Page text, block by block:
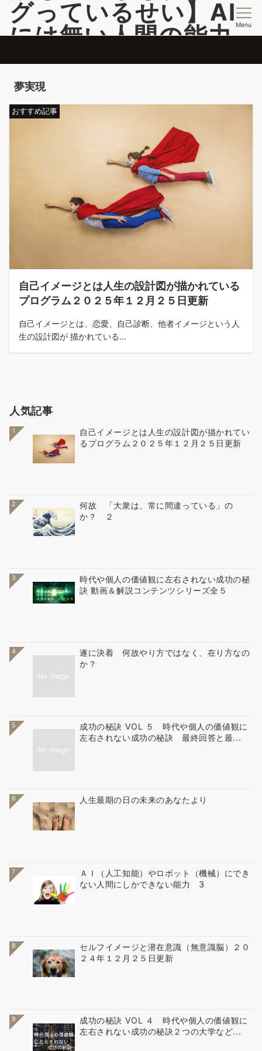
グっているせい】AI
には無い人間の能力
開発情報を提供
Menu
夢実現
おすすめ記事
自己イメージとは人生の設計図が描かれている
プログラム２０２５年１２月２５日更新
自己イメージとは、恋愛、自己診断、他者イメージという人
生の設計図が 描かれている...
人気記事
1
自己イメージとは人生の設計図が描かれてい
るプログラム２０２５年１２月２５日更新
2
何故 「大衆は、常に間違っている」の
か？ ２
3
時代や個人の価値観に左右されない成功の秘
訣 動画＆解説コンテンツシリーズ全５
4
遂に決着 何故やり方ではなく、在り方なの
か？
5
成功の秘訣 VOL ５ 時代や個人の価値観に
左右されない成功の秘訣 最終回答と最...
6 人生最期の日の未来のあなたより
7
ＡＩ（人工知能）やロボット（機械）にでき
ない人間にしかできない能力 3
8
セルフイメージと潜在意識（無意識脳）２０
２４年１２月２５日更新
9
成功の秘訣 VOL ４ 時代や個人の価値観に
左右されない成功の秘訣２つの大学など...